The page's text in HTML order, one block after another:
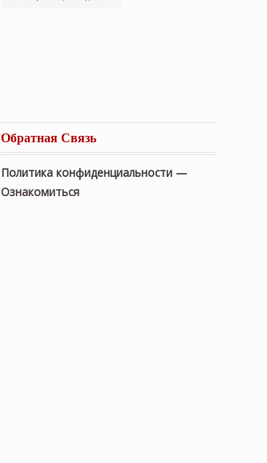
Обратная Связь
Политика конфиденциальности —
Ознакомиться